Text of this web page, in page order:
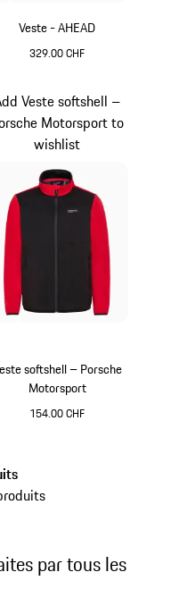
Veste - AHEAD
329.00 CHF
softshell – Porsche
Motorsport
154.00 CHF
Veste softshell –
Motorsport to
wishlist
par tous les